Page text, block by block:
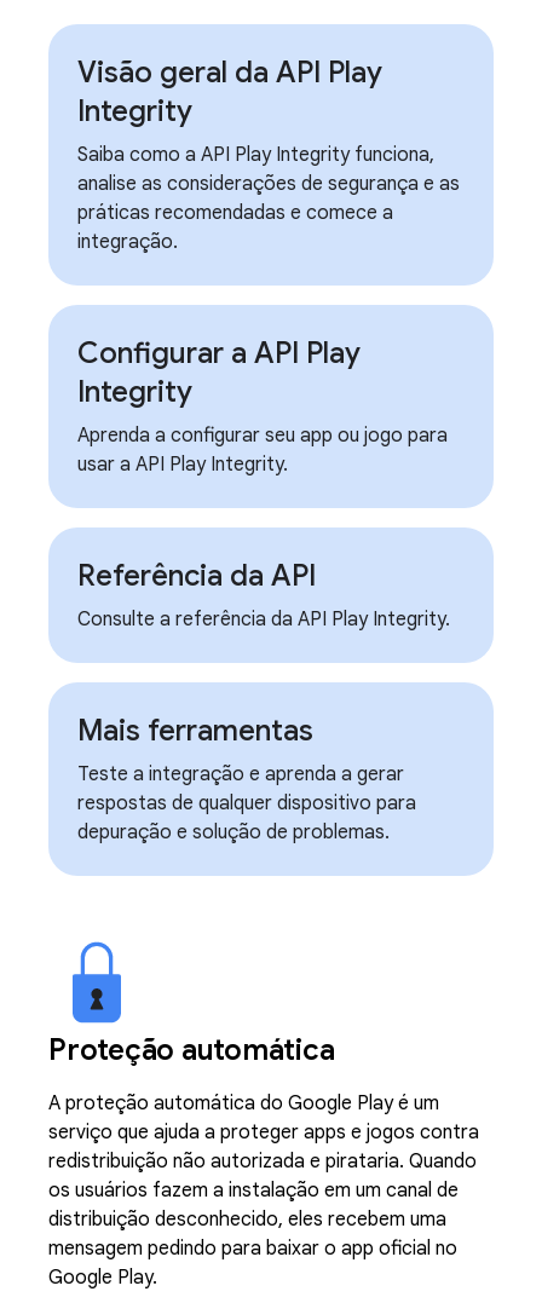
Visão geral da API Play
Integrity
Saiba como a API Play Integrity funciona,
analise as considerações de segurança e as
práticas recomendadas e comece a
integração.
Configurar a API Play
Integrity
Aprenda a configurar seu app ou jogo para
usar a API Play Integrity.
Referência da API
Consulte a referência da API Play Integrity.
Mais ferramentas
Teste a integração e aprenda a gerar
respostas de qualquer dispositivo para
depuração e solução de problemas.
Proteção automática
A proteção automática do Google Play é um
serviço que ajuda a proteger apps e jogos contra
redistribuição não autorizada e pirataria. Quando
os usuários fazem a instalação em um canal de
distribuição desconhecido, eles recebem uma
mensagem pedindo para baixar o app oficial no
Google Play.